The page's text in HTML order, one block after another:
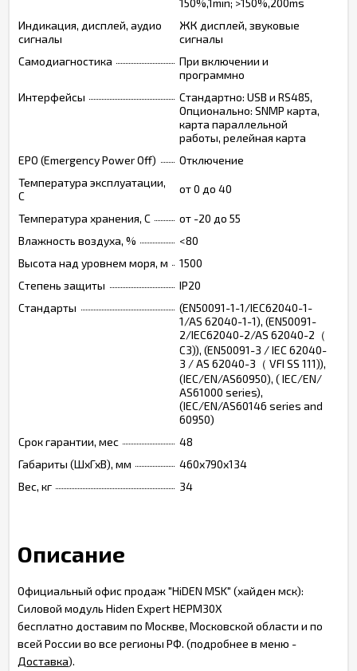
150%,1min; >150%,200ms
Индикация, дисплей, аудио
сигналы
ЖК дисплей, звуковые
сигналы
Самодиагностика
При включении и
программно
Интерфейсы
Стандартно: USB и RS485,
Опционально: SNMP карта,
карта параллельной
работы, релейная карта
EPO (Emergency Power Off)
Отключение
Температура эксплуатации,
C
от 0 до 40
Температура хранения, C
от -20 до 55
Влажность воздуха, %
<80
Высота над уровнем моря, м
1500
Степень защиты
IP20
Стандарты
(EN50091-1-1/IEC62040-1-
1/AS 62040-1-1), (EN50091-
2/IEC62040-2/AS 62040-2（
C3)), (EN50091-3 / IEC 62040-
3 / AS 62040-3（ VFI SS 111)),
(IEC/EN/AS60950), ( IEC/EN/
AS61000 series),
(IEC/EN/AS60146 series and
60950)
Срок гарантии, мес
48
Габариты (ШхГхВ), мм
460х790х134
Вес, кг
34
Описание
Официальный офис продаж "HiDEN MSK" (хайден мск):
Силовой модуль Hiden Expert HEPM30X
бесплатно доставим по Москве, Московской области и по
всей России во все регионы РФ. (подробнее в меню -
Доставка).